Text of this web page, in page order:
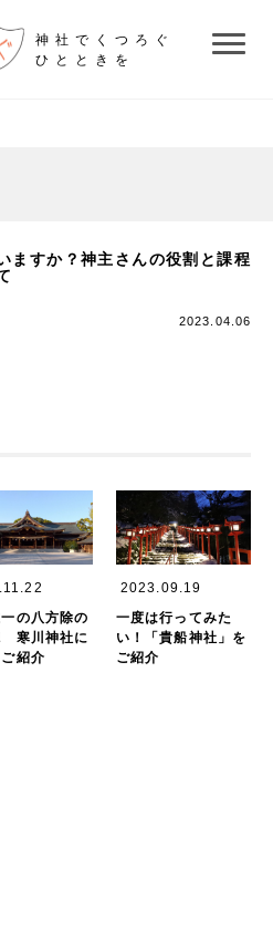
神社でくつろぐ
ひとときを
ますか？神主さんの役割と課程
2023.04.06
の八方除の
寒川神社に
紹介
一度は行ってみた
い！「貴船神社」を
ご紹介
2023.09.19